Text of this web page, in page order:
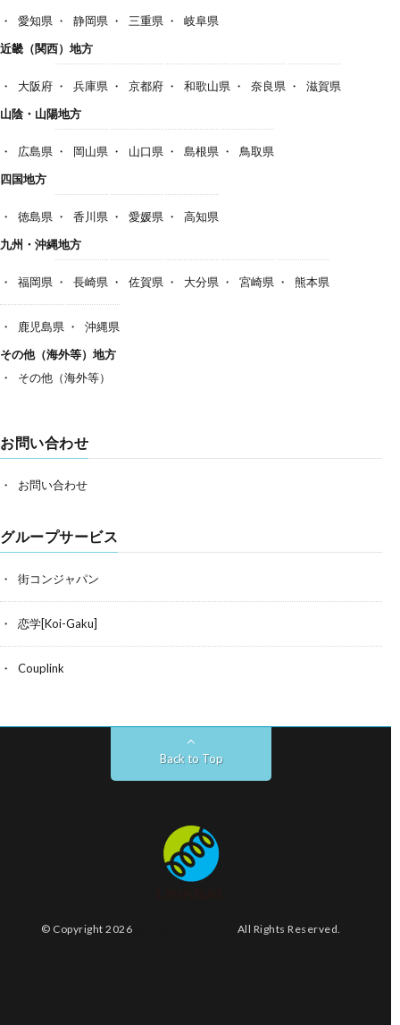
愛知県 静岡県 三重県
岐阜県
近畿（関西）地方
大阪府 兵庫県 京都府 和歌山県 奈良県
滋賀県
山陰・山陽地方
広島県 岡山県 山口県 島根県
鳥取県
四国地方
徳島県 香川県 愛媛県
高知県
九州・沖縄地方
福岡県 長崎県 佐賀県 大分県 宮崎県 熊本県
鹿児島県
沖縄県
その他（海外等）地方
その他（海外等）
お問い合わせ
お問い合わせ
グループサービス
街コンジャパン
恋学[Koi-Gaku]
Couplink
Back to Top
© Copyright 2026 All Rights Reserved.